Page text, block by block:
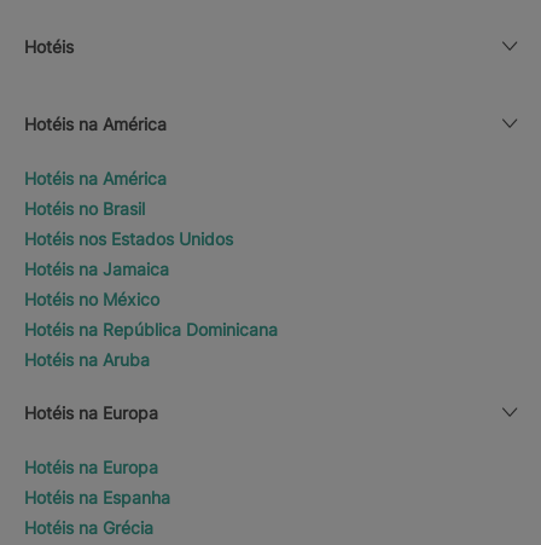
Hotéis
Hotéis na América
Hotéis na América
Hotéis no Brasil
Hotéis nos Estados Unidos
Hotéis na Jamaica
Hotéis no México
Hotéis na República Dominicana
Hotéis na Aruba
Hotéis na Europa
Hotéis na Europa
Hotéis na Espanha
Hotéis na Grécia